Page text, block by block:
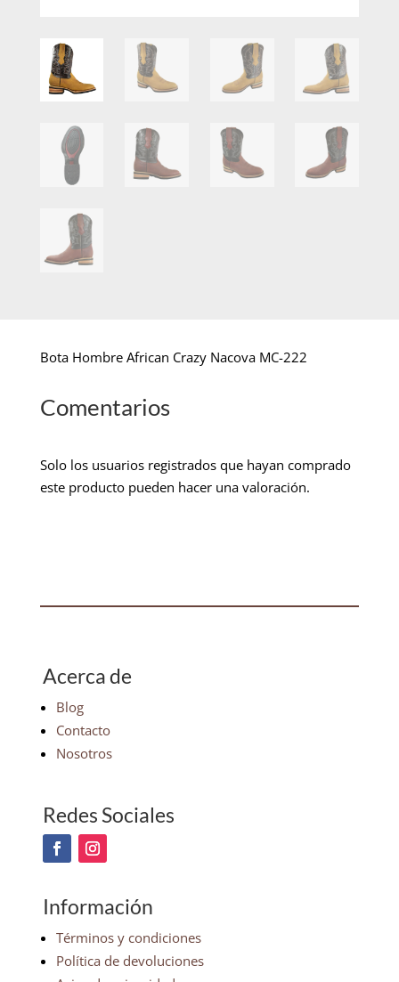
Bota Hombre African Crazy Nacova MC-222
Comentarios
Solo los usuarios registrados que hayan comprado
este producto pueden hacer una valoración.
Acerca de
Blog
Contacto
Nosotros
Redes Sociales
Información
Términos y condiciones
Política de devoluciones